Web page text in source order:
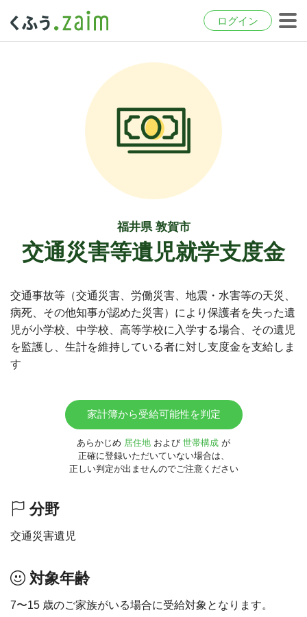
ログイン
福井県 敦賀市
交通災害等遺児就学支度金
交通事故等（交通災害、労働災害、地震・水害等の天災、
病死、その他知事が認めた災害）により保護者を失った遺
児が小学校、中学校、高等学校に入学する場合、その遺児
を監護し、生計を維持している者に対し支度金を支給しま
す
家計簿から受給可能性を判定
あらかじめ 居住地 および 世帯構成 が
正確に登録いただいていない場合は、
正しい判定が出ませんのでご注意ください
分野
交通災害遺児
対象年齢
7〜15 歳のご家族がいる場合に受給対象となります。